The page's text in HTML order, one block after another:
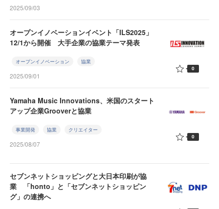
2025/09/03
オープンイノベーションイベント「ILS2025」
12/1から開催 大手企業の協業テーマ発表
オープンイノベーション 協業
2025/09/01
0
Yamaha Music Innovations、米国のスタート
アップ企業Grooverと協業
事業開発 協業 クリエイター
2025/08/07
0
セブンネットショッピングと大日本印刷が協
業 「honto」と「セブンネットショッピン
グ」の連携へ